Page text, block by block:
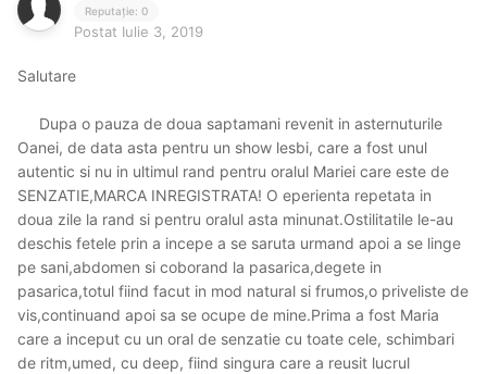
Reputație: 0
Postat Iulie 3, 2019
Salutare
Dupa o pauza de doua saptamani revenit in asternuturile
Oanei, de data asta pentru un show lesbi, care a fost unul
autentic si nu in ultimul rand pentru oralul Mariei care este de
SENZATIE,MARCA INREGISTRATA! O eperienta repetata in
doua zile la rand si pentru oralul asta minunat.Ostilitatile le-au
deschis fetele prin a incepe a se saruta urmand apoi a se linge
pe sani,abdomen si coborand la pasarica,degete in
pasarica,totul fiind facut in mod natural si frumos,o priveliste de
vis,continuand apoi sa se ocupe de mine.Prima a fost Maria
care a inceput cu un oral de senzatie cu toate cele, schimbari
de ritm,umed, cu deep, fiind singura care a reusit lucrul